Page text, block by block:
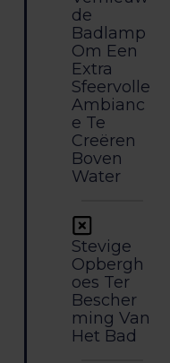
De
Badlamp
Om Een
Extra
Sfeervolle
Ambianc
E Te
Creëren
Boven
Water
Stevige
Opbergh
Oes Ter
Bescher
Ming Van
Het Bad